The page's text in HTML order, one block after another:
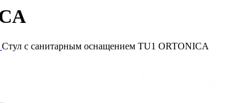
Стул с санитарным оснащением TU1 ORTONICA